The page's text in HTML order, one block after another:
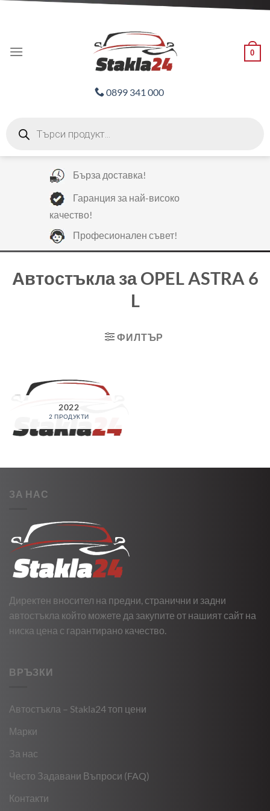
0
0899 341 000
search
Бърза доставка!
Гаранция за най-високо
качество!
Професионален съвет!
Автостъкла за OPEL ASTRA 6
L
ФИЛТЪР
2022
2 ПРОДУКТИ
ЗА НАС
Директен вносител на предни, странични и задни
автостъкла който можете да закупите от нашият сайт на
ниска цена с гарантирано качество.
ВРЪЗКИ
Автостъкла – Stakla24 топ цени
Марки
За нас
Често Задавани Въпроси (FAQ)
Контакти